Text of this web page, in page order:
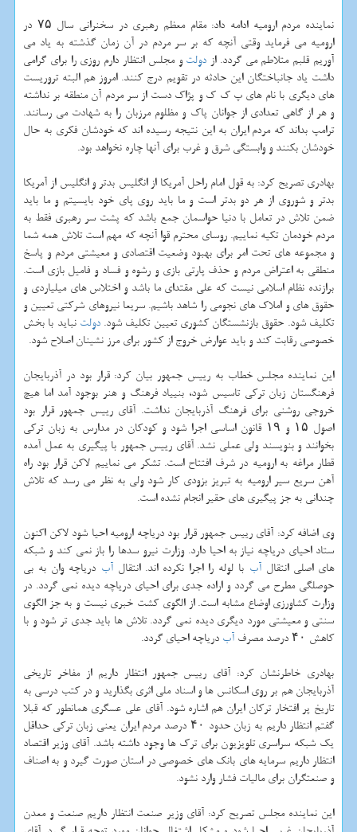
نماینده مردم ارومیه ادامه داد: مقام معظم رهبری در سخنرانی سال ۷۵ در
ارومیه می فرماید وقتی آنچه كه بر سر مردم در آن زمان گذشته به یاد می
آوریم قلبم متلاطم می گردد. از دولتو مجلس انتظار دارم روزی را برای گرامی
داشت یاد جانباختگان این حادثه در تقویم درج كنند. امروز هم البته تروریست
های دیگری با نام های پ ك ك و پژاك دست از سر مردم آن منطقه بر نداشته
و هر از گاهی تعدادی از جوانان پاك و مظلوم مرزبان را به شهادت می رسانند.
ترامپ بداند كه مردم ایران به این نتیجه رسیده اند كه خودشان فكری به حال
خودشان بكنند و وابستگی شرق و غرب برای آنها چاره نخواهد بود.
بهادری تصریح كرد: به قول امام راحل آمریكا از انگلیس بدتر و انگلیس از آمریكا
بدتر و شوروی از هر دو بدتر است و ما باید روی پای خود بایسیتم و ما باید
ضمن تلاش در تعامل با دنیا حواسمان جمع باشد كه پشت سر رهبری فقط به
مردم خودمان تكیه نماییم. روسای محترم قوا آنچه كه مهم است تلاش همه شما
و مجموعه های تحت امر برای بهبود وضعیت اقتصادی و معیشتی مردم و پاسخ
منطقی به اعتراض مردم و حذف پارتی بازی و رشوه و فساد و فامیل بازی است.
برازنده نظام اسلامی نیست كه علی مقتدای ما باشد و اختلاس های میلیاردی و
حقوق های و املاك های نجومی را شاهد باشیم. سریعا نیروهای شركتی تعیین و
تكلیف شود. حقوق بازنشستگان كشوری تعیین تكلیف شود.دولت نباید با بخش
خصوصی رقابت كند و باید عوارض خروج از كشور برای مرز نشینان اصلاح شود.
این نماینده مجلس خطاب به رییس جمهور بیان كرد: قرار بود در آذربایجان
فرهنگستان زبان تركی تاسیس شود، بنییاد فرهنگ و هنر بوجود آمد اما هیچ
خروجی روشنی برای فرهنگ آذربایجان نداشت. آقای رییس جمهور قرار بود
اصول ۱۵ و ۱۹ قانون اساسی اجرا شود و كودكان در مدارس به زبان تركی
بخوانند و بنویسند ولی عملی نشد. آقای رییس جمهور با پیگیری به عمل آمده
قطار مراغه به ارومیه در شرف افتتاح است. تشكر می نماییم لاكن قرار بود راه
آهن سریع سیر ارومیه به تبریز بزودی كار شود ولی به نظر می رسد كه تلاش
چندانی به جز پیگیری های حقیر انجام نشده است.
وی اضافه كرد: آقای رییس جمهور قرار بود دریاچه ارومیه احیا شود لاكن اكنون
ستاد احیای دریاچه نیاز به احیا دارد. وزارت نیرو سدها را باز نمی كند و شبكه
های اصلی انتقالآب با لوله را اجرا نكرده اند. انتقالآب دریاچه وان به بی
حوصلگی مطرح می گردد و اراده جدی برای احیای دریاچه دیده نمی گردد. در
وزارت كشاورزی اوضاع مشابه است. از الگوی كشت خبری نیست و به جز الگوی
سنتی و معیشتی مورد دیگری دیده نمی گردد. تلاش ها باید جدی تر شود و با
كاهش ۴۰ درصد مصرف
آب دریاچه احیای گردد.
بهادری خاطرنشان كرد: آقای رییس جمهور انتظار داریم از مفاخر تاریخی
آذربایجان هم بر روی اسكانس ها و اسناد ملی اثری بگذارید و در كتب درسی به
تاریخ پر افتخار تركان ایران هم اشاره شود. آقای علی عسگری همانطور كه قبلا
گفتم انتظار داریم به زبان حدود ۴۰ درصد مردم ایران یعنی زبان تركی حداقل
یك شبكه سراسری تلویزیون برای ترك ها وجود داشته باشد. آقای وزیر اقتصاد
انتظار داریم سرمایه های بانك های خصوصی در استان صورت گیرد و به اصناف
و صنعتگران برای مالیات فشار وارد نشود.
این نماینده مجلس تصریح كرد: آقای وزیر صنعت انتظار داریم صنعت و معدن